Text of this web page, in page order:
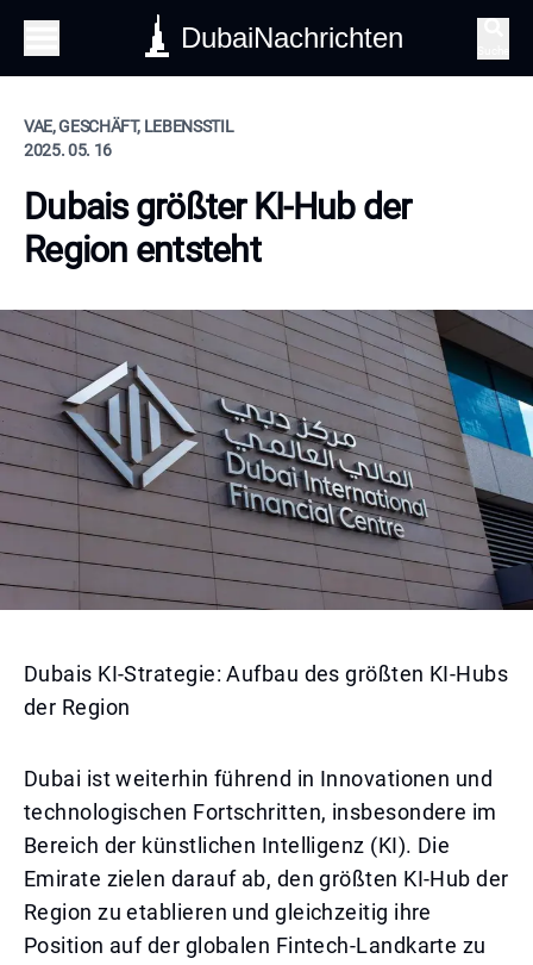
DubaiNachrichten
VAE, GESCHÄFT, LEBENSSTIL
2025. 05. 16
Dubais größter KI-Hub der
Region entsteht
Dubais KI-Strategie: Aufbau des größten KI-Hubs
der Region
Dubai ist weiterhin führend in Innovationen und
technologischen Fortschritten, insbesondere im
Bereich der künstlichen Intelligenz (KI). Die
Emirate zielen darauf ab, den größten KI-Hub der
Region zu etablieren und gleichzeitig ihre
Position auf der globalen Fintech-Landkarte zu